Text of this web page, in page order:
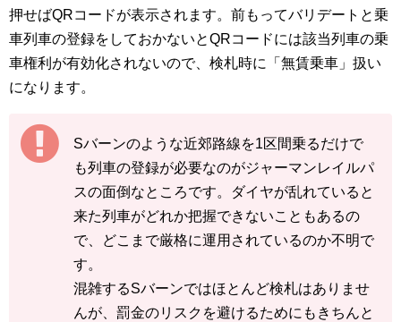
押せばQRコードが表示されます。前もってバリデートと乗
車列車の登録をしておかないとQRコードには該当列車の乗
車権利が有効化されないので、検札時に「無賃乗車」扱い
になります。
Sバーンのような近郊路線を1区間乗るだけで
も列車の登録が必要なのがジャーマンレイルパ
スの面倒なところです。ダイヤが乱れていると
来た列車がどれか把握できないこともあるの
で、どこまで厳格に運用されているのか不明で
す。
混雑するSバーンではほとんど検札はありませ
んが、罰金のリスクを避けるためにもきちんと